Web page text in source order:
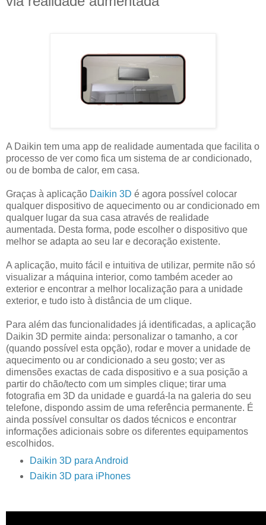
A Daikin tem uma app de realidade aumentada que facilita o
processo de ver como fica um sistema de ar condicionado,
ou de bomba de calor, em casa.
Graças à aplicação Daikin 3D é agora possível colocar
qualquer dispositivo de aquecimento ou ar condicionado em
qualquer lugar da sua casa através de realidade
aumentada. Desta forma, pode escolher o dispositivo que
melhor se adapta ao seu lar e decoração existente.
A aplicação, muito fácil e intuitiva de utilizar, permite não só
visualizar a máquina interior, como também aceder ao
exterior e encontrar a melhor localização para a unidade
exterior, e tudo isto à distância de um clique.
Para além das funcionalidades já identificadas, a aplicação
Daikin 3D permite ainda: personalizar o tamanho, a cor
(quando possível esta opção), rodar e mover a unidade de
aquecimento ou ar condicionado a seu gosto; ver as
dimensões exactas de cada dispositivo e a sua posição a
partir do chão/tecto com um simples clique; tirar uma
fotografia em 3D da unidade e guardá-la na galeria do seu
telefone, dispondo assim de uma referência permanente. É
ainda possível consultar os dados técnicos e encontrar
informações adicionais sobre os diferentes equipamentos
escolhidos.
Daikin 3D para Android
Daikin 3D para iPhones